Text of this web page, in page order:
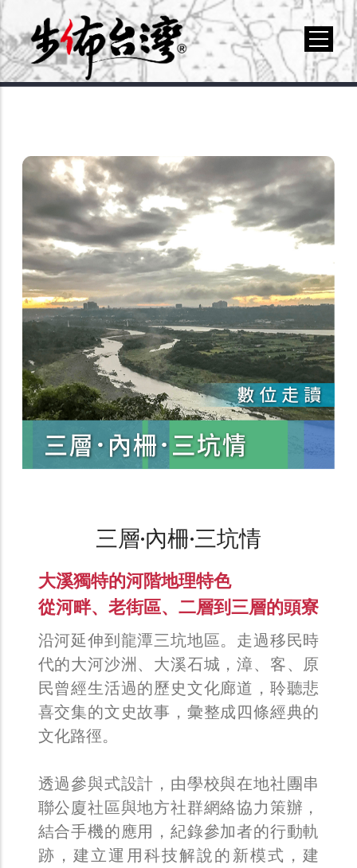
三層·內柵·三坑情
大溪獨特的河階地理特色
從河畔、老街區、二層到三層的頭寮
沿河延伸到龍潭三坑地區。走過移民時
代的大河沙洲、大溪石城，漳、客、原
民曾經生活過的歷史文化廊道，聆聽悲
喜交集的文史故事，彙整成四條經典的
文化路徑。
透過參與式設計，由學校與在地社團串
聯公廈社區與地方社群網絡協力策辦，
結合手機的應用，紀錄參加者的行動軌
跡，建立運用科技解說的新模式，建